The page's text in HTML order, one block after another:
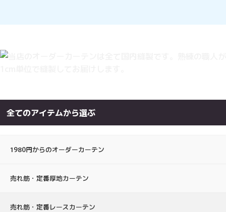
全てのアイテムから選ぶ
1980円からのオーダーカーテン
売れ筋・定番厚地カーテン
売れ筋・定番レースカーテン